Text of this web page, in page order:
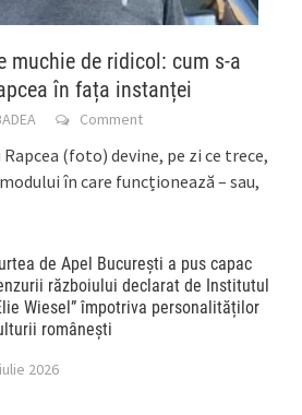
muchie de ridicol: cum s-a
în fața instanței
Comment
(foto) devine, pe zi ce trece,
în care funcționează – sau,
de Apel București a pus capac
războiului declarat de Institutul
Wiesel” împotriva personalităților
românești
2026